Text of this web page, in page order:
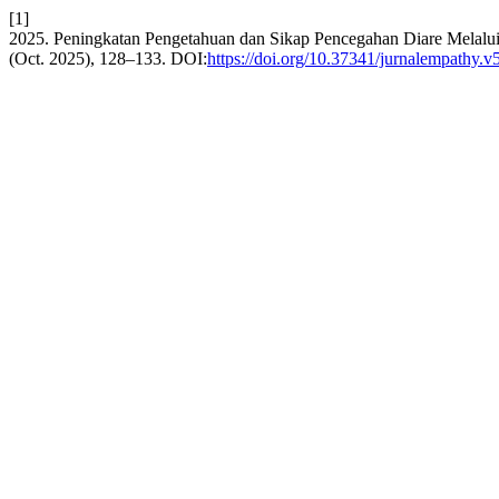
[1]
2025. Peningkatan Pengetahuan dan Sikap Pencegahan Diare
(Oct. 2025), 128–133. DOI:https://doi.org/10.37341/